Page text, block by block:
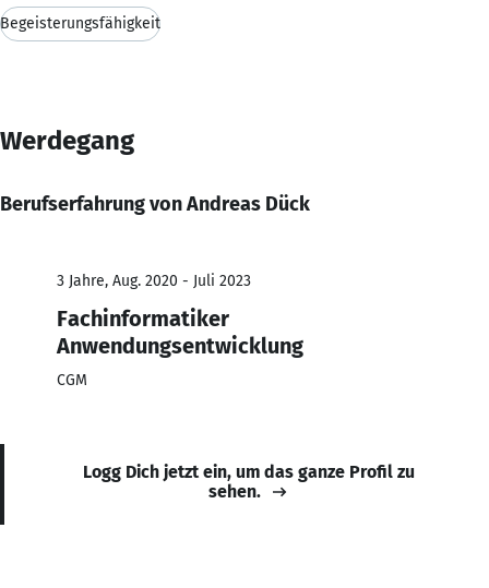
Begeisterungsfähigkeit
Werdegang
Berufserfahrung von Andreas Dück
3 Jahre, Aug. 2020 - Juli 2023
Fachinformatiker
Anwendungsentwicklung
CGM
Logg Dich jetzt ein, um das ganze Profil zu
sehen.